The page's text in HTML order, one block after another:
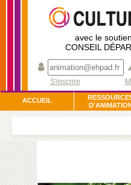
avec le
CONSEIL
S'inscrire
ACCUEIL